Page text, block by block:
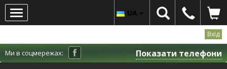
Вхід
Ми в соцмережах: Показати телефони
UA